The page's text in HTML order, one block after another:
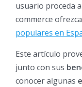
usuario proceda
commerce
populares en
Este artículo
junto con sus
conocer algunas